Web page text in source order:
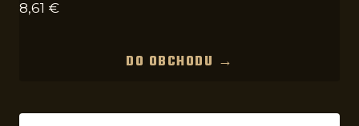
8,61 €
DO OBCHODU →